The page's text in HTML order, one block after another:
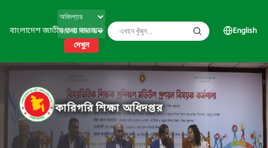
বাংলাদেশ জাতীয় তথ্য বাতায়ন
দেখুন
English
কারিগরি শিক্ষা অধিদপ্তর